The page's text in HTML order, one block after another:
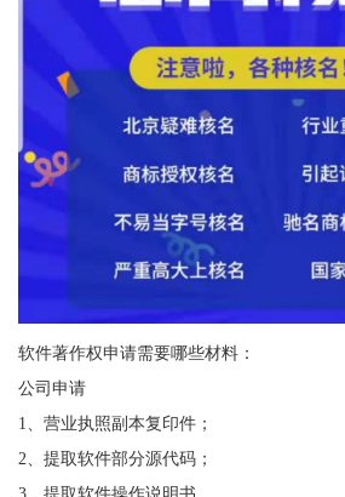
软件著作权申请需要哪些材料：
公司申请
1、营业执照副本复印件；
2、提取软件部分源代码；
3、提取软件操作说明书。